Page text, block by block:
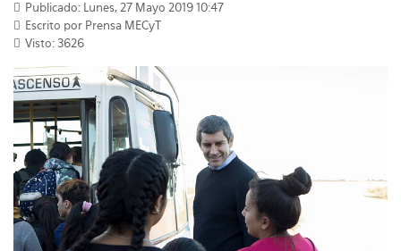
Publicado: Lunes, 27 Mayo 2019 10:47
Escrito por Prensa MECyT
Visto: 3626